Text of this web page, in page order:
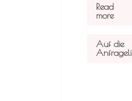
Read
more
Auf die